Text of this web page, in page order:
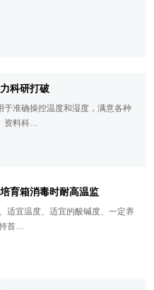
科研打破
准确操控温度和湿度，满意各种
资料科…
育箱消毒时耐高温监
适宜温度、适宜的酸碱度、一定养
首…